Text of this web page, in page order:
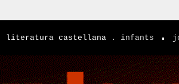
literatura castellana . infants